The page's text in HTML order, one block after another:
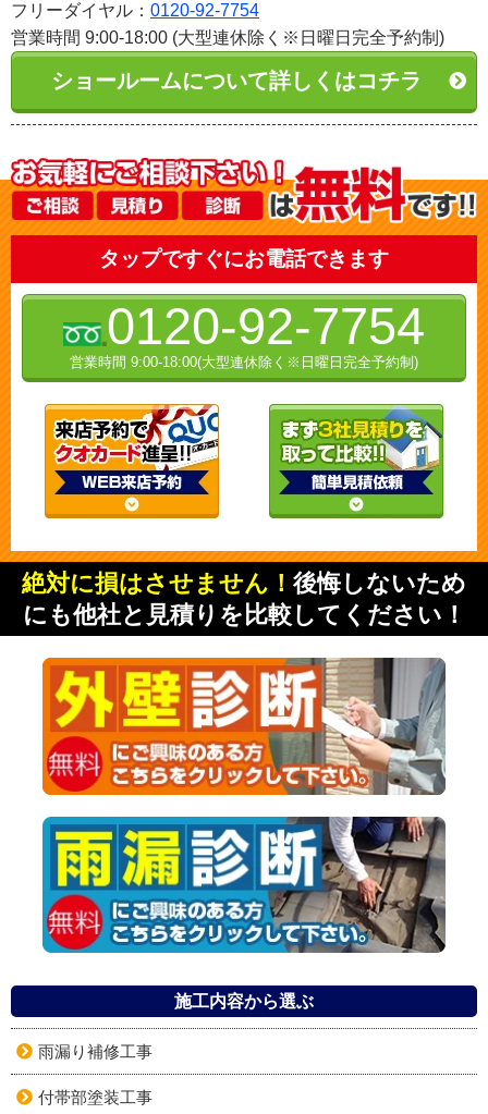
フリーダイヤル： 0120-92-7754
営業時間 9:00-18:00 (大型連休除く※日曜日完全予約制)
ショールームについて詳しくはコチラ
タップですぐにお電話できます
0120-92-7754
営業時間 9:00-18:00(大型連休除く※日曜日完全予約制)
絶対に損はさせません！ 後悔しないため
にも他社と見積りを比較してください！
施工内容から選ぶ
雨漏り補修工事
付帯部塗装工事